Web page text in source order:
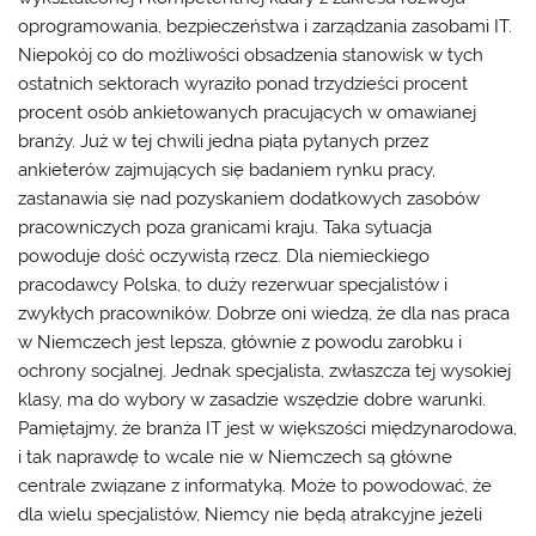
oprogramowania, bezpieczeństwa i zarządzania zasobami IT.
Niepokój co do możliwości obsadzenia stanowisk w tych
ostatnich sektorach wyraziło ponad trzydzieści procent
procent osób ankietowanych pracujących w omawianej
branży. Już w tej chwili jedna piąta pytanych przez
ankieterów zajmujących się badaniem rynku pracy,
zastanawia się nad pozyskaniem dodatkowych zasobów
pracowniczych poza granicami kraju. Taka sytuacja
powoduje dość oczywistą rzecz. Dla niemieckiego
pracodawcy Polska, to duży rezerwuar specjalistów i
zwykłych pracowników. Dobrze oni wiedzą, że dla nas praca
w Niemczech jest lepsza, głównie z powodu zarobku i
ochrony socjalnej. Jednak specjalista, zwłaszcza tej wysokiej
klasy, ma do wybory w zasadzie wszędzie dobre warunki.
Pamiętajmy, że branża IT jest w większości międzynarodowa,
i tak naprawdę to wcale nie w Niemczech są główne
centrale związane z informatyką. Może to powodować, że
dla wielu specjalistów, Niemcy nie będą atrakcyjne jeżeli